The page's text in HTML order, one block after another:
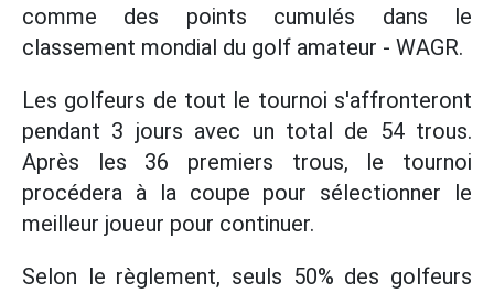
comme des points cumulés dans le
classement mondial du golf amateur - WAGR.
Les golfeurs de tout le tournoi s'affronteront
pendant 3 jours avec un total de 54 trous.
Après les 36 premiers trous, le tournoi
procédera à la coupe pour sélectionner le
meilleur joueur pour continuer.
Selon le règlement, seuls 50% des golfeurs